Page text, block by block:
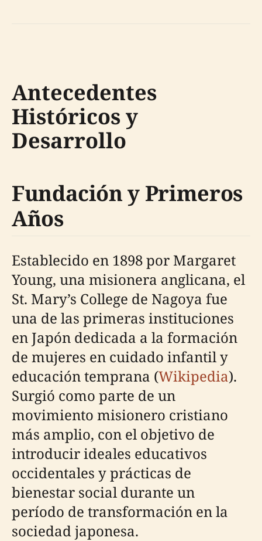
Antecedentes
Históricos y
Desarrollo
Fundación y Primeros
Años
Establecido en 1898 por Margaret
Young, una misionera anglicana, el
St. Mary’s College de Nagoya fue
una de las primeras instituciones
en Japón dedicada a la formación
de mujeres en cuidado infantil y
educación temprana (Wikipedia).
Surgió como parte de un
movimiento misionero cristiano
más amplio, con el objetivo de
introducir ideales educativos
occidentales y prácticas de
bienestar social durante un
período de transformación en la
sociedad japonesa.